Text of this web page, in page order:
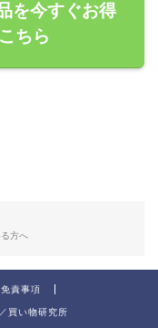
を今すぐお得
ちら
方へ
免責事項
買い物研究所